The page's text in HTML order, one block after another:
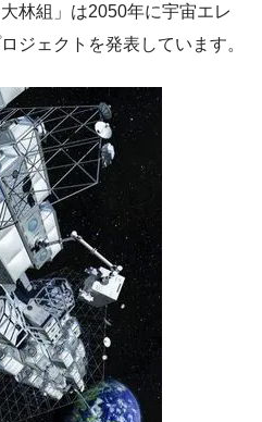
林組」は2050年に宇宙エレ
ジェクトを発表しています。